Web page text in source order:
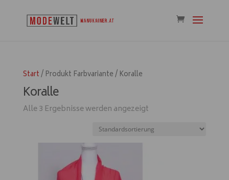
Start/ Produkt Farbvariante / Koralle
Koralle
Alle 3 Ergebnisse werden angezeigt